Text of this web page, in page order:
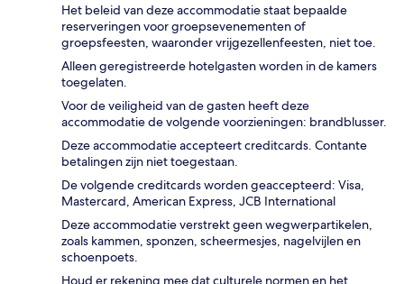
Het beleid van deze accommodatie staat bepaalde
reserveringen voor groepsevenementen of
groepsfeesten, waaronder vrijgezellenfeesten, niet toe.
Alleen geregistreerde hotelgasten worden in de kamers
toegelaten.
Voor de veiligheid van de gasten heeft deze
accommodatie de volgende voorzieningen: brandblusser.
Deze accommodatie accepteert creditcards. Contante
betalingen zijn niet toegestaan.
De volgende creditcards worden geaccepteerd: Visa,
Mastercard, American Express, JCB International
Deze accommodatie verstrekt geen wegwerpartikelen,
zoals kammen, sponzen, scheermesjes, nagelvijlen en
schoenpoets.
Houd er rekening mee dat culturele normen en het